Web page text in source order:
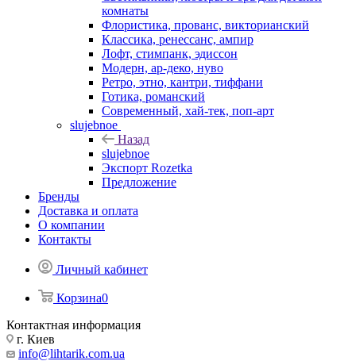
комнаты
Флористика, прованс, викторианский
Классика, ренессанс, ампир
Лофт, стимпанк, эдиссон
Модерн, ар-деко, нуво
Ретро, этно, кантри, тиффани
Готика, романский
Современный, хай-тек, поп-арт
slujebnoe
Назад
slujebnoe
Экспорт Rozetka
Предложение
Бренды
Доставка и оплата
О компании
Контакты
Личный кабинет
Корзина0
Контактная информация
г. Киев
info@lihtarik.com.ua